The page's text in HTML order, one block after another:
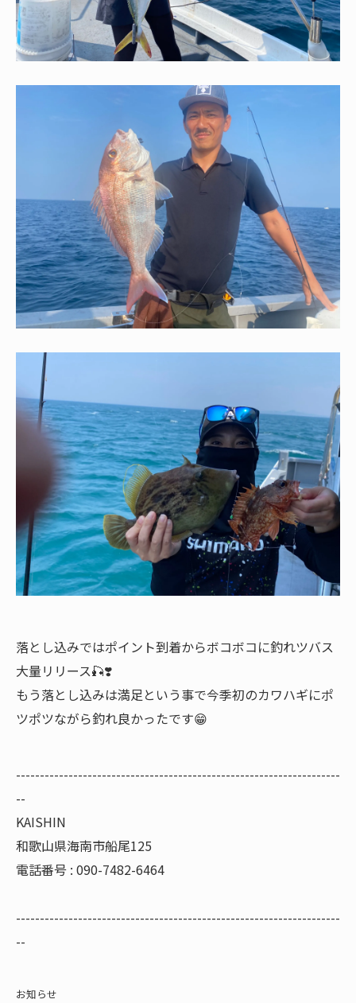
落とし込みではポイント到着からボコボコに釣れツバス
大量リリース🎣❣️
もう落とし込みは満足という事で今季初のカワハギにポ
ツポツながら釣れ良かったです😁
--------------------------------------------------------------------
--
KAISHIN
和歌山県海南市船尾125
電話番号 : 090-7482-6464
--------------------------------------------------------------------
--
お知らせ